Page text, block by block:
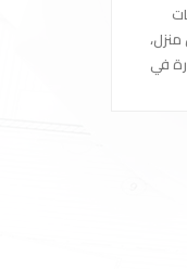
منزل،
في